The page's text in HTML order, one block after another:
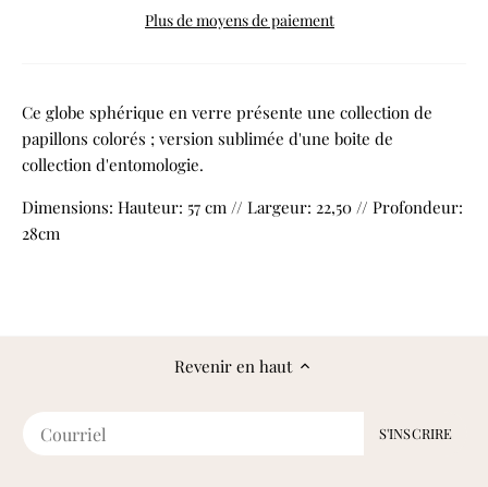
Plus de moyens de paiement
Ce globe sphérique en verre présente une collection de
papillons colorés ; version sublimée d'une boite de
collection d'entomologie.
Dimensions: Hauteur: 57 cm // Largeur: 22,50 // Profondeur:
28cm
Revenir en haut